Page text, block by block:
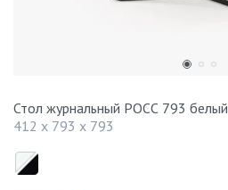
Стол журнальный РОСС 793 белый
412 x 793 x 793